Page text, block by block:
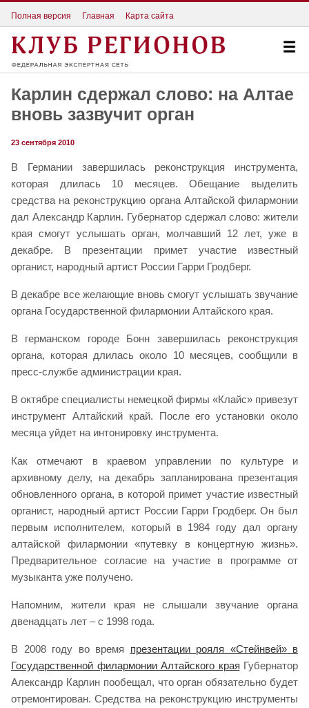
Полная версия Главная Карта сайта
Карлин сдержал слово: на Алтае
вновь зазвучит орган
23 сентября 2010
В Германии завершилась реконструкция инструмента,
которая длилась 10 месяцев. Обещание выделить
средства на реконструкцию органа Алтайской филармонии
дал Александр Карлин. Губернатор сдержал слово: жители
края смогут услышать орган, молчавший 12 лет, уже в
декабре. В презентации примет участие известный
органист, народный артист России Гарри Гродберг.
В декабре все желающие вновь смогут услышать звучание
органа Государственной филармонии Алтайского края.
В германском городе Бонн завершилась реконструкция
органа, которая длилась около 10 месяцев, сообщили в
пресс-службе администрации края.
В октябре специалисты немецкой фирмы «Клайс» привезут
инструмент Алтайский край. После его установки около
месяца уйдет на интонировку инструмента.
Как отмечают в краевом управлении по культуре и
архивному делу, на декабрь запланирована презентация
обновленного органа, в которой примет участие известный
органист, народный артист России Гарри Гродберг. Он был
первым исполнителем, который в 1984 году дал органу
алтайской филармонии «путевку в концертную жизнь».
Предварительное согласие на участие в программе от
музыканта уже получено.
Напомним, жители края не слышали звучание органа
двенадцать лет – с 1998 года.
В 2008 году во время презентации рояля «Стейнвей» в
Государственной филармонии Алтайского края Губернатор
Александр Карлин пообещал, что орган обязательно будет
отремонтирован. Средства на реконструкцию инструменты